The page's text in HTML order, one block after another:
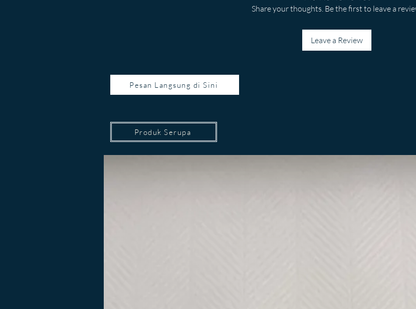
Share your thoughts. Be the first to leave a
Leave a Review
Pesan Langsung di Sini
Produk Serupa